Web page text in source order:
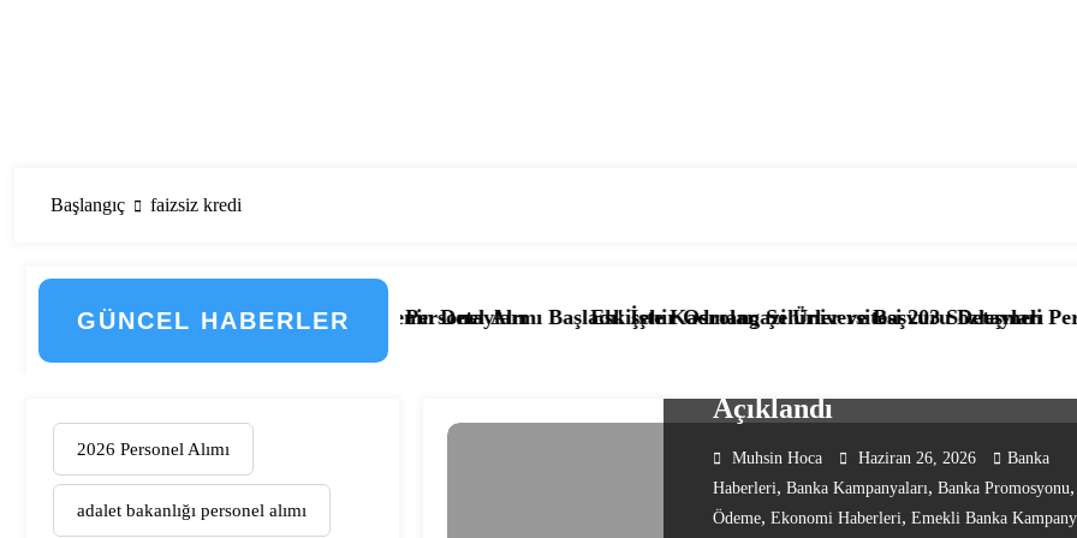
Başlangıç faizsiz kredi
GÜNCEL HABERLER
Geçti! İşte Düzenlemenin Detayları
2.133 Kamu Hastanesi Personel Alımı Başladı! İşte Kadrolar, Şehirler ve Başvuru Detayları
Eskişehir Osmangazi Üniversitesi 203 Sözleşmeli Personel Alımı
📰 KPSS’li ve
2026 Personel Alımı
adalet bakanlığı personel alımı
💰 Emeklilere En Yüksek
Açıklandı
Muhsin Hoca Haziran 26, 2026
Banka
Haberleri, Banka Kampanyaları, Banka Promosyonu,
Ödeme, Ekonomi Haberleri, Emekli Banka